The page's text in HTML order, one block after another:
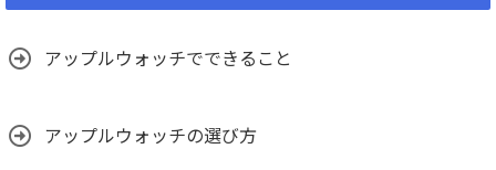
アップルウォッチでできること
アップルウォッチの選び方